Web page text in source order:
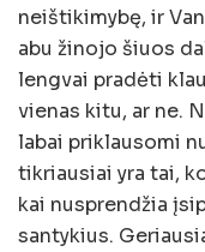
neištikimybę, ir
abu žinojo šiuos
lengvai pradėti
vienas kitu, ar ne.
labai priklausomi
tikriausiai yra tai,
kai nusprendžia
santykius.